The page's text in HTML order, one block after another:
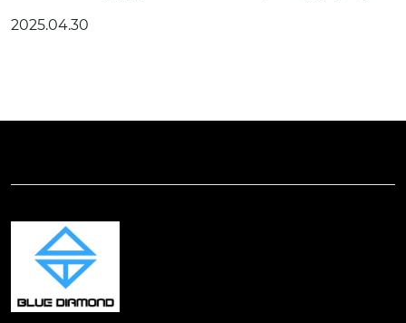
20 ქვეყნიდან 1.300 -ზე მეტი მონაწილე, ხოლო ამაღელვ
2025.04.30